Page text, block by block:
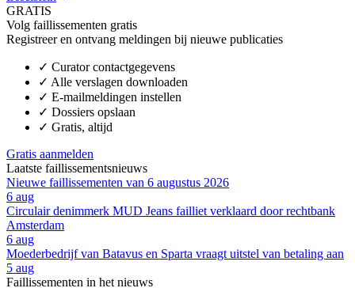
GRATIS
Volg faillissementen gratis
Registreer en ontvang meldingen bij nieuwe publicaties
✓ Curator contactgegevens
✓ Alle verslagen downloaden
✓ E-mailmeldingen instellen
✓ Dossiers opslaan
✓ Gratis, altijd
Gratis aanmelden
Laatste faillissementsnieuws
Nieuwe faillissementen van 6 augustus 2026
6 aug
Circulair denimmerk MUD Jeans failliet verklaard door rechtbank
Amsterdam
6 aug
Moederbedrijf van Batavus en Sparta vraagt uitstel van betaling aan
5 aug
Faillissementen in het nieuws